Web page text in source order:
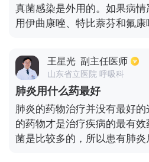
真菌感染是外用的。如果病
用伊曲康唑、特比萘芬和氟
氟康唑。外用药物如达克罗宁
联苯苄唑，当然还有冰醋酸如
癣。
王星光 副主任医师
山东省立医院 呼吸科
肺炎用什么药最好
肺炎的药物治疗并没有最好
的药物才是治疗疾病的最有
菌是比较多的，所以患有肺